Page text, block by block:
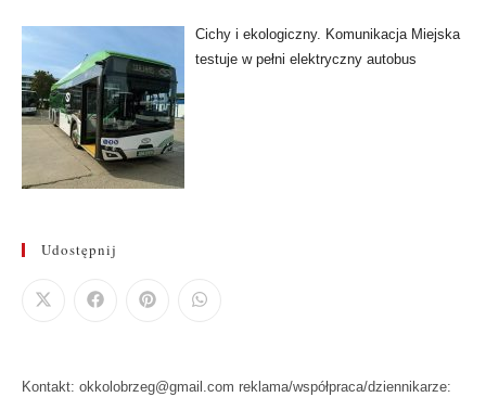
Cichy i ekologiczny. Komunikacja Miejska
testuje w pełni elektryczny autobus
Udostępnij
Kontakt: okkolobrzeg@gmail.com reklama/współpraca/dziennikarze: